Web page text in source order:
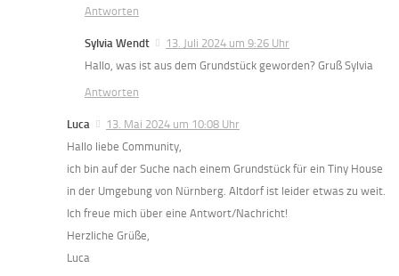
Antworten
Sylvia Wendt
13. Juli 2024 um 9:26 Uhr
Hallo, was ist aus dem Grundstück geworden? Gruß Sylvia
Antworten
Luca
13. Mai 2024 um 10:08 Uhr
Hallo liebe Community,
ich bin auf der Suche nach einem Grundstück für ein Tiny House
in der Umgebung von Nürnberg. Altdorf ist leider etwas zu weit.
Ich freue mich über eine Antwort/Nachricht!
Herzliche Grüße,
Luca